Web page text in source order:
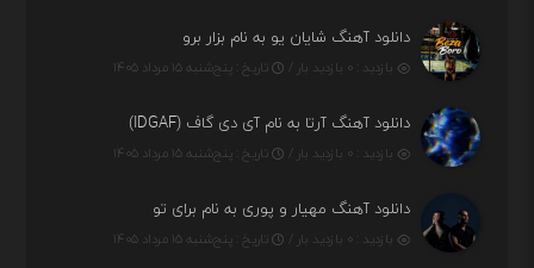
دانلود آهنگ شایان یو به نام بزار برو
بازدید : ۰ بازدید بار / تاریخ : پنج‌شنبه ۱۵ مرداد ۱۴۰۵
دانلود آهنگ آرتا به نام آی دی گاف (IDGAF)
بازدید : ۰ بازدید بار / تاریخ : پنج‌شنبه ۱۵ مرداد ۱۴۰۵
دانلود آهنگ مهیار و پوری به نام برای تو
بازدید : ۰ بازدید بار / تاریخ : پنج‌شنبه ۱۵ مرداد ۱۴۰۵